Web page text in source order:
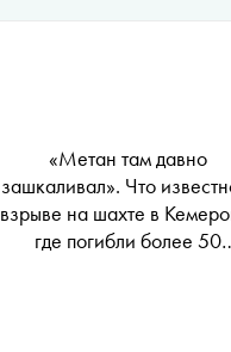
«Метан там давно
зашкаливал». Что
взрыве на шахте в
где погибли более 50